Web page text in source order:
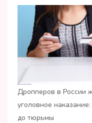
Дропперов в России
уголовное
до тюрьмы